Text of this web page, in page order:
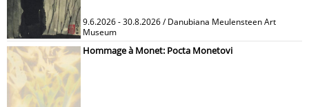
9.6.2026 - 30.8.2026 / Danubiana Meulensteen Art
Museum
Hommage à Monet: Pocta Monetovi